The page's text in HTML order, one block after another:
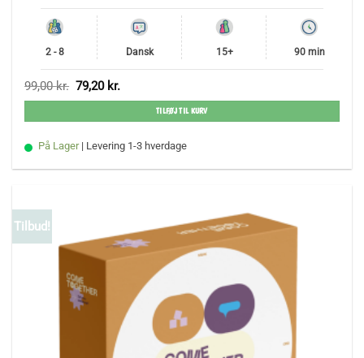
2 - 8 Dansk 15+ 90 min
99,00kr. Den
oprindelige
pris
99,00 kr..
79,20 kr.
aktuelle
pris
79,20 kr..
TILFØJ TIL KURV
På Lager | Levering 1-3 hverdage
Tilbud!